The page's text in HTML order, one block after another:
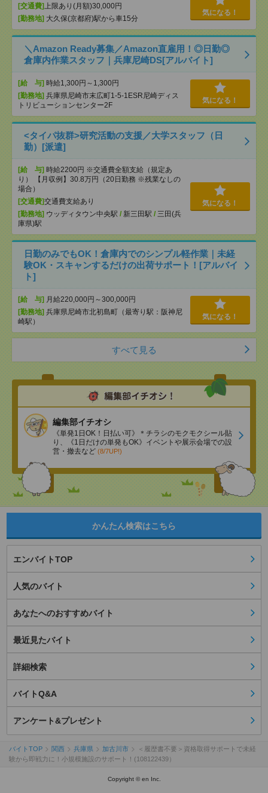
[交通費] 上限あり(月額)30,000円
[勤務地] 大久保(京都府)駅から車15分
気になる！
＼Amazon Ready募集／Amazon直雇用！◎日勤◎
倉庫内作業スタッフ｜兵庫尼崎DS[アルバイト]
[給 与] 時給1,300円～1,300円
[勤務地] 兵庫県尼崎市末広町1-5-1ESR尼崎ディス
トリビューションセンター2F
気になる！
<タイパ抜群>研究活動の支援／大学スタッフ（日
勤）[派遣]
[給 与] 時給2200円 ※交通費全額支給（規定あ
り） 【月収例】30.8万円（20日勤務 ※残業なしの
場合）
[交通費]交通費支給あり
[勤務地] ウッディタウン中央駅 / 新三田駅 / 三田(兵
庫県)駅
気になる！
日勤のみでもOK！倉庫内でのシンプル軽作業｜未経
験OK・スキャンするだけの出荷サポート！[アルバイ
ト]
[給 与] 月給220,000円～300,000円
[勤務地] 兵庫県尼崎市北初島町（最寄り駅：阪神尼
崎駅）
気になる！
すべて見る
編集部イチオシ
《単発1日OK！日払い可》＊チラシのモクモクシール貼
り、《1日だけの単発もOK》イベントや展示会場での設
営・撤去など (8/7UP!)
かんたん検索はこちら
エンバイトTOP
人気のバイト
あなたへのおすすめバイト
最近見たバイト
詳細検索
バイトQ&A
アンケート&プレゼント
バイトTOP 関西 兵庫県 加古川市
＜履歴書不要＞資格取得サポートで未経
験から即戦力に！小規模施設のサポート！(108122439）
Copyright © en Inc.